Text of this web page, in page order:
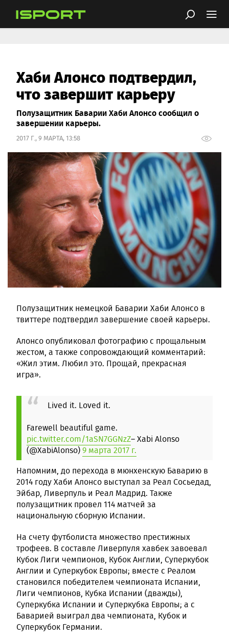
Хаби Алонсо подтвердил,
что завершит карьеру
Полузащитник Баварии Хаби Алонсо сообщил о
завершении карьеры.
2017 Г., 9 МАРТА, 13:58
Полузащитник немецкой Баварии Хаби Алонсо в
твиттере подтвердил завершение своей карьеры.
Алонсо опубликовал фотографию с прощальным
жестом, а также сопровождающий комментарий:
«Жил этим. Любил это. Прощай, прекрасная
игра».
Lived it. Loved it.
Farewell beautiful game.
pic.twitter.com/1aSN7GGNzZ– Xabi Alonso
(@XabiAlonso)9 марта 2017 г.
Напомним, до перехода в мюнхенскую Баварию в
2014 году Хаби Алонсо выступал за Реал Сосьедад,
Эйбар, Ливерпуль и Реал Мадрид. Также
полузащитник провел 114 матчей за
национальную сборную Испании.
На счету футболиста множество престижных
трофеев. В составле Ливерпуля хавбек завоевал
Кубок Лиги чемпионов, Кубок Англии, Суперкубок
Англии и Суперкубок Европы; вместе с Реалом
становился победителем чемпионата Испании,
Лиги чемпионов, Кубка Испании (дважды),
Суперкубка Испании и Суперкубка Европы; а с
Баварией выиграл два чемпионата, Кубок и
Суперкубок Германии.